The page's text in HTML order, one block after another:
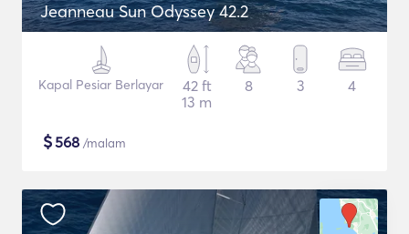
Jeanneau Sun Odyssey 42.2
Kapal Pesiar Berlayar
42 ft
13 m
8 3 4
$568 /malam